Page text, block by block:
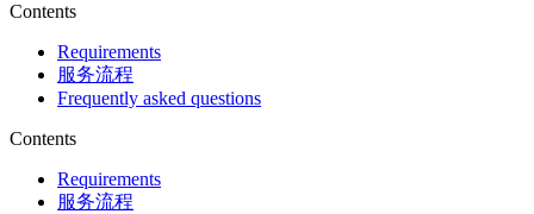
Contents
Requirements
服务流程
Frequently asked questions
Contents
Requirements
服务流程